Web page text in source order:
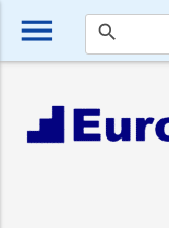
menu search